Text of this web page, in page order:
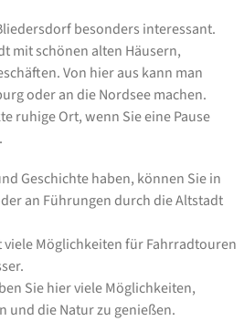
besonders interessant.
mit schönen alten Häusern,
Von hier aus kann man
oder an die Nordsee machen.
ruhige Ort, wenn Sie eine Pause
Geschichte haben, können Sie in
an Führungen durch die Altstadt
Möglichkeiten für Fahrradtouren
Sie hier viele Möglichkeiten,
und die Natur zu genießen.